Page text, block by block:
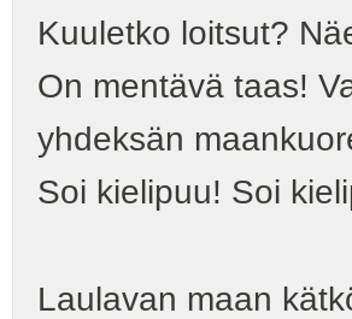
Kuuletko loitsut?
On mentävä taas!
yhdeksän
Soi kielipuu! Soi
Laulavan maan